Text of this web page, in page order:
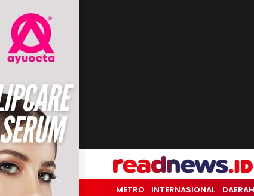
readnews.id
Berita Terkini, Update Terbaru Hari
METRO INTERNASIONAL DAERAH